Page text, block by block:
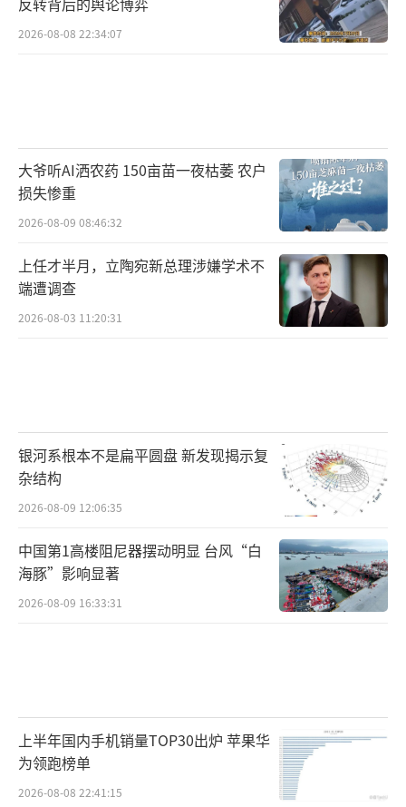
2026-08-08 22:34:07
大爷听AI洒农药 150亩苗一夜枯萎 农户
损失惨重
2026-08-09 08:46:32
上任才半月，立陶宛新总理涉嫌学术不
端遭调查
2026-08-03 11:20:31
银河系根本不是扁平圆盘 新发现揭示复
杂结构
2026-08-09 12:06:35
中国第1高楼阻尼器摆动明显 台风“白
海豚”影响显著
2026-08-09 16:33:31
上半年国内手机销量TOP30出炉 苹果华
为领跑榜单
2026-08-08 22:41:15